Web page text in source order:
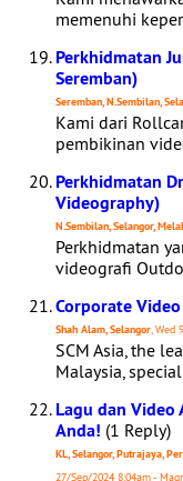
memenuhi
Perkhidmatan
Seremban)
Seremban, N.Sembilan,
Kami dari
pembikinan
Perkhidmatan
Videography)
N.Sembilan, Selangor,
Perkhidmatan
videografi
Corporate
Shah Alam, Selangor, Wed
SCM Asia, the
Malaysia,
Lagu dan
Anda! (1 Reply)
KL, Selangor, Putrajaya,
27/Sep/2024 8:04am -